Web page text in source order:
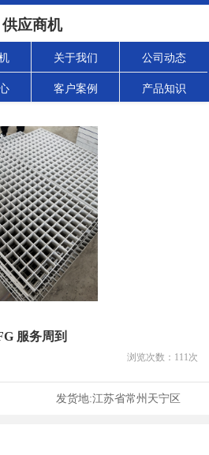
供应商机
关于我们 公司动态
客户案例 产品知识
服务周到
浏览次数： 111次
发货地:江苏省常州天宁区